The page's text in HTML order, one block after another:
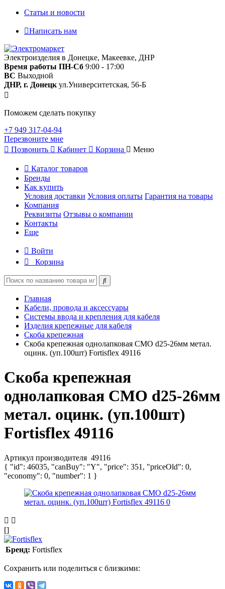
Статьи и новости
Написать нам
Электроизделия в Донецке, Макеевке, ДНР
Время работы ПН-Сб 9:00 - 17:00
ВС Выходной
ДНР, г. Донецк ул.Университетская, 56-Б
Поможем сделать покупку
+7 949 317-04-94
Перезвоните мне
Позвонить
Кабинет Корзина Меню
Каталог товаров
Бренды
Как купить
Условия доставки Условия оплаты Гарантия на товары
Компания
Реквизиты Отзывы о компании
Контакты
Еще
Войти
Корзина
Главная
Кабели, провода и аксессуары
Системы ввода и крепления для кабеля
Изделия крепежные для кабеля
Скоба крепежная
Скоба крепежная однолапковая СМО d25-26мм метал.
оцинк. (уп.100шт) Fortisflex 49116
Скоба крепежная
однолапковая СМО d25-26мм
метал. оцинк. (уп.100шт)
Fortisflex 49116
Артикул производителя 49116
{ "id": 46035, "canBuy": "Y", "price": 351, "priceOld": 0,
"economy": 0, "number": 1 }
[]
Бренд: Fortisflex
Сохранить или поделиться с близкими: